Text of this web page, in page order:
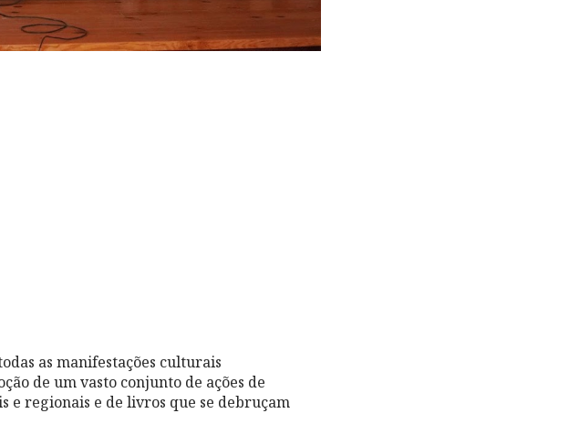
as manifestações culturais
de um vasto conjunto de ações de
e regionais e de livros que se debruçam